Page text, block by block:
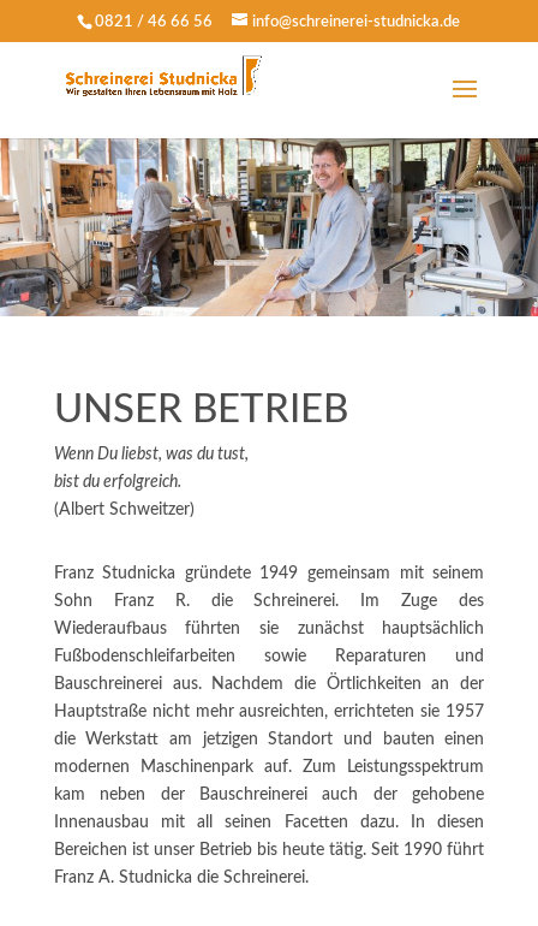
0821 / 46 66 56 info@schreinerei-studnicka.de
UNSER BETRIEB
Wenn Du liebst, was du tust,
bist du erfolgreich.
(Albert Schweitzer)
Franz Studnicka gründete 1949 gemeinsam mit seinem
Sohn Franz R. die Schreinerei. Im Zuge des
Wiederaufbaus führten sie zunächst hauptsächlich
Fußbodenschleifarbeiten sowie Reparaturen und
Bauschreinerei aus. Nachdem die Örtlichkeiten an der
Hauptstraße nicht mehr ausreichten, errichteten sie 1957
die Werkstatt am jetzigen Standort und bauten einen
modernen Maschinenpark auf. Zum Leistungsspektrum
kam neben der Bauschreinerei auch der gehobene
Innenausbau mit all seinen Facetten dazu. In diesen
Bereichen ist unser Betrieb bis heute tätig. Seit 1990 führt
Franz A. Studnicka die Schreinerei.